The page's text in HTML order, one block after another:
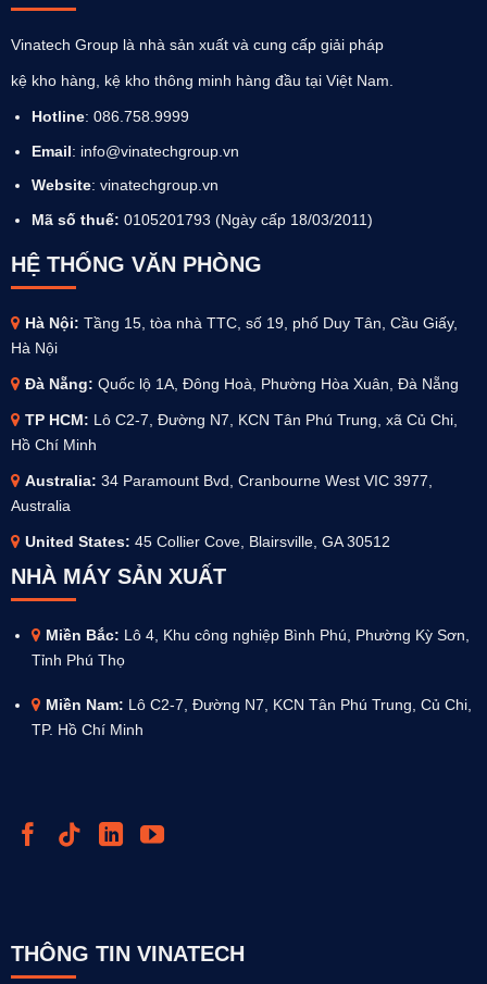
Vinatech Group là nhà sản xuất và cung cấp giải pháp
kệ kho hàng, kệ kho thông minh hàng đầu tại Việt Nam.
Hotline: 086.758.9999
Email: info@vinatechgroup.vn
Website: vinatechgroup.vn
Mã số thuế: 0105201793 (Ngày cấp 18/03/2011)
HỆ THỐNG VĂN PHÒNG
Hà Nội: Tầng 15, tòa nhà TTC, số 19, phố Duy Tân, Cầu Giấy,
Hà Nội
Đà Nẵng: Quốc lộ 1A, Đông Hoà, Phường Hòa Xuân, Đà Nẵng
TP HCM: Lô C2-7, Đường N7, KCN Tân Phú Trung, xã Củ Chi,
Hồ Chí Minh
Australia: 34 Paramount Bvd, Cranbourne West VIC 3977,
Australia
United States: 45 Collier Cove, Blairsville, GA 30512
NHÀ MÁY SẢN XUẤT
Miền Bắc: Lô 4, Khu công nghiệp Bình Phú, Phường Kỳ Sơn,
Tỉnh Phú Thọ
Miền Nam: Lô C2-7, Đường N7, KCN Tân Phú Trung, Củ Chi,
TP. Hồ Chí Minh
THÔNG TIN VINATECH